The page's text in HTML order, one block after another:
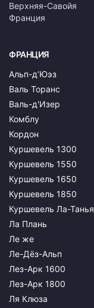
Верхняя-Савойя
Франция
ФРАНЦИЯ
Альп-д’Юэз
Валь Торанс
Валь-д'Изер
Комблу
Кордон
Куршевель 1300
Куршевель 1550
Куршевель 1650
Куршевель 1850
Куршевель Ла-Танья
Ла Плань
Ле же
Ле-Дёз-Альп
Лез-Арк 1600
Лез-Арк 1800
Ля Клюза